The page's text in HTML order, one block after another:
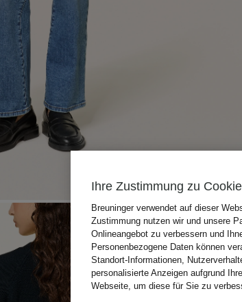
Ihre Zustimmung zu
Breuninger verwendet auf dieser
Zustimmung nutzen wir und unsere
Onlineangebot zu verbessern und
Personenbezogene Daten können
Standort-Informationen,
personalisierte Anzeigen aufgrund
Webseite, um diese für Sie zu